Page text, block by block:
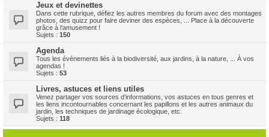
Jeux et devinettes
Dans cette rubrique, défiez les autres membres du forum avec des montages
photos, des quizz pour faire deviner des espèces, ... Place à la découverte
grâce à l'amusement !
Sujets : 150
Agenda
Tous les événements liés à la biodiversité, aux jardins, à la nature, ... À vos
agendas !
Sujets : 53
Livres, astuces et liens utiles
Venez partager vos sources d'informations, vos astuces en tous genres et
les liens incontournables concernant les papillons et les autres animaux du
jardin, les techniques de jardinage écologique, etc.
Sujets : 118